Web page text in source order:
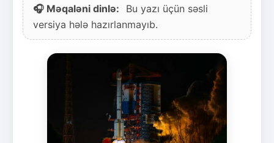
🎧 Məqaləni dinlə:
Bu yazı üçün səsli
versiya hələ hazırlanmayıb.